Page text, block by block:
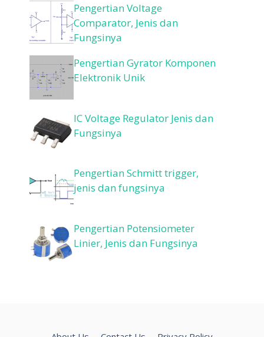
Pengertian Voltage
Comparator, Jenis dan
Fungsinya
Pengertian Gyrator Komponen
Elektronik Unik
IC Voltage Regulator Jenis dan
Fungsinya
Pengertian Schmitt trigger,
jenis dan fungsinya
Pengertian Potensiometer
Linier, Jenis dan Fungsinya